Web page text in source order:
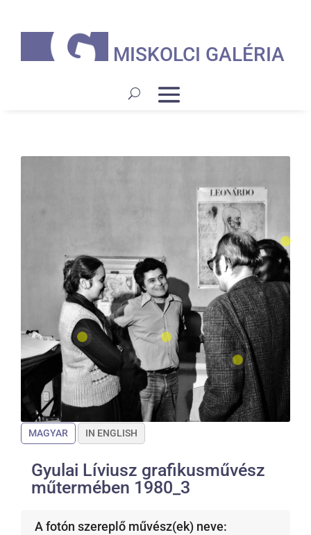
MISKOLCI GALÉRIA
MAGYAR IN ENGLISH
Gyulai Líviusz grafikusművész
műtermében 1980_3
A fotón szereplő művész(ek) neve: